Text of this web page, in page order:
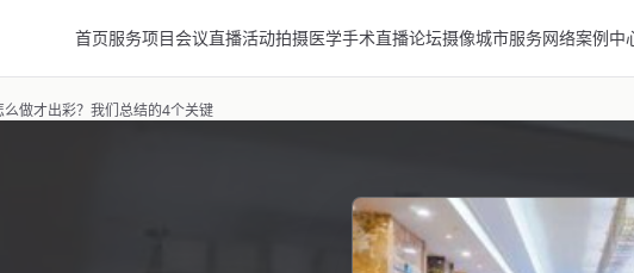
首页服务项目会议直播活动拍摄医学手术直播论坛摄像城市服务网络案例中
做才出彩？我们总结的4个关键